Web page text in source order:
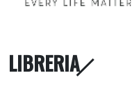
LIBRERIA